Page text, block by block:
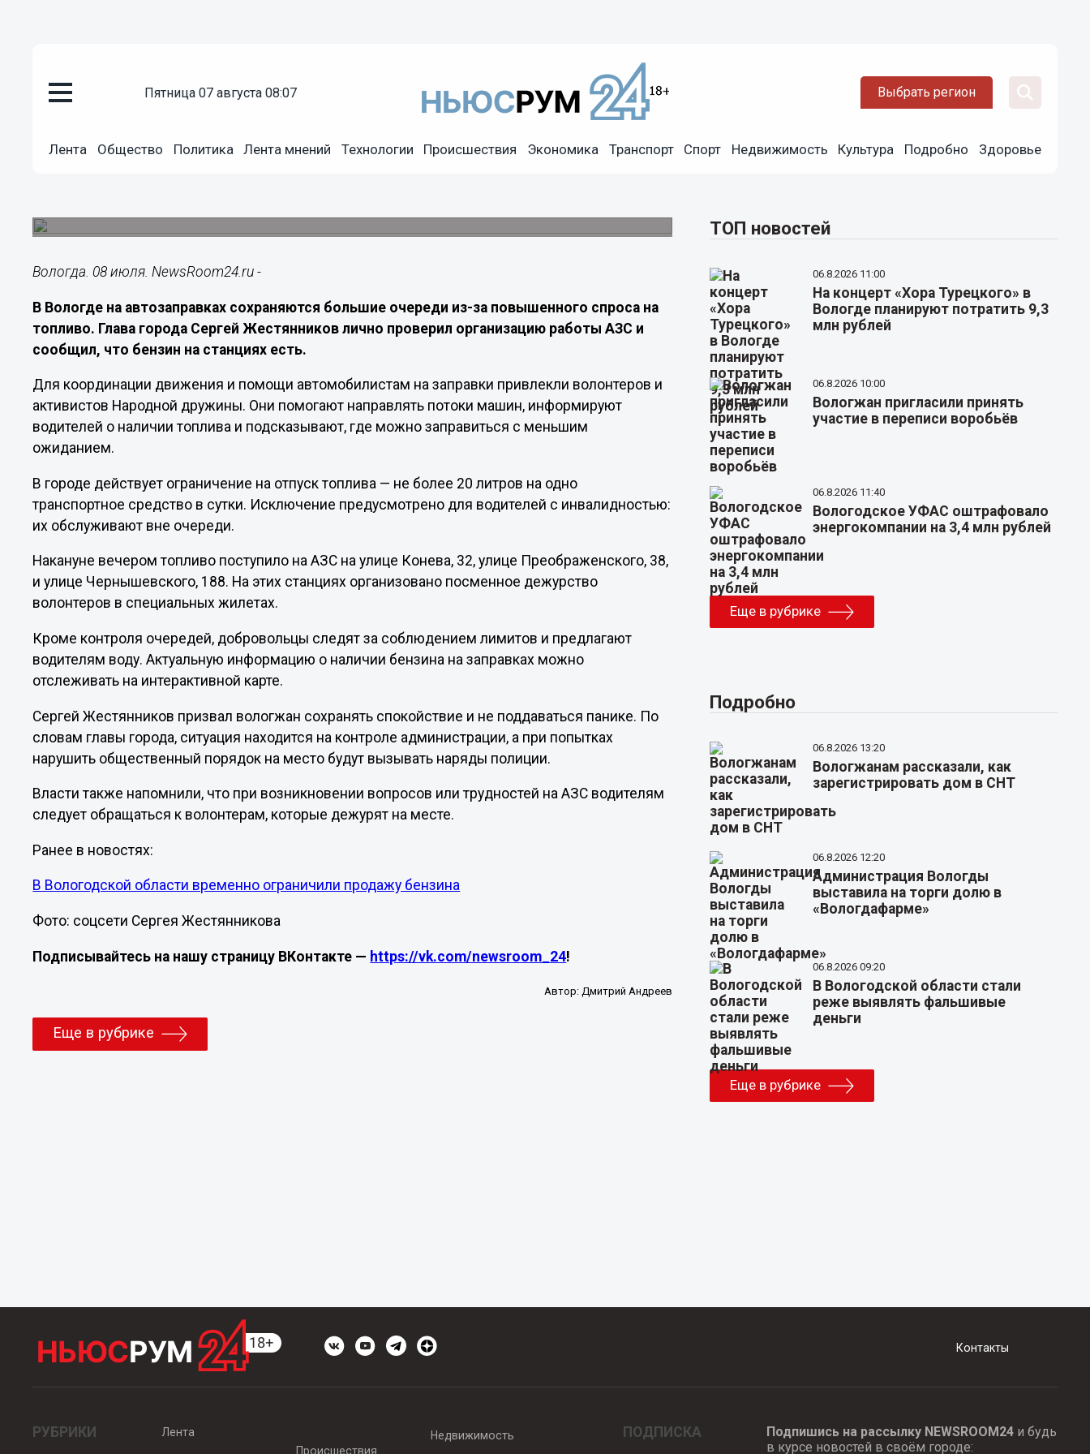
пятница 07 августа 08:07 Выбрать регион
Лента Общество Политика Лента мнений Технологии Происшествия Экономика Транспорт Спорт Недвижимость Культура Подробно Здоровье
Топливо есть, но очереди остаются: в Вологде проверили
Вологда. 08 июля. NewsRoom24.ru -
В Вологде на автозаправках сохраняются большие очереди из-за повышенного спроса на
топливо. Глава города Сергей Жестянников лично проверил организацию работы АЗС и
сообщил, что бензин на станциях есть.
Для координации движения и помощи автомобилистам на заправки привлекли волонтеров и
активистов Народной дружины. Они помогают направлять потоки машин, информируют
водителей о наличии топлива и подсказывают, где можно заправиться с меньшим
ожиданием.
В городе действует ограничение на отпуск топлива — не более 20 литров на одно
транспортное средство в сутки. Исключение предусмотрено для водителей с инвалидностью:
их обслуживают вне очереди.
Накануне вечером топливо поступило на АЗС на улице Конева, 32, улице Преображенского, 38,
и улице Чернышевского, 188. На этих станциях организовано посменное дежурство
волонтеров в специальных жилетах.
Кроме контроля очередей, добровольцы следят за соблюдением лимитов и предлагают
водителям воду. Актуальную информацию о наличии бензина на заправках можно
отслеживать на интерактивной карте.
Сергей Жестянников призвал вологжан сохранять спокойствие и не поддаваться панике. По
словам главы города, ситуация находится на контроле администрации, а при попытках
нарушить общественный порядок на место будут вызывать наряды полиции.
Власти также напомнили, что при возникновении вопросов или трудностей на АЗС водителям
следует обращаться к волонтерам, которые дежурят на месте.
Ранее в новостях:
В Вологодской области временно ограничили продажу бензина
Фото: соцсети Сергея Жестянникова
Подписывайтесь на нашу страницу ВКонтакте — https://vk.com/newsroom_24!
Автор: Дмитрий Андреев
Еще в рубрике
ТОП новостей
06.8.2026 11:00
На концерт «Хора Турецкого» в
Вологде планируют потратить 9,3
млн рублей
06.8.2026 10:00
Вологжан пригласили принять
участие в переписи воробьёв
06.8.2026 11:40
Вологодское УФАС оштрафовало
энергокомпании на 3,4 млн рублей
Еще в рубрике
Подробно
06.8.2026 13:20
Вологжанам рассказали, как
зарегистрировать дом в СНТ
06.8.2026 12:20
Администрация Вологды
выставила на торги долю в
«Вологдафарме»
06.8.2026 09:20
В Вологодской области стали
реже выявлять фальшивые
деньги
Еще в рубрике
Контакты
РУБРИКИ
Лента
Происшествия
Недвижимость ПОДПИСКА Подпишись на рассылку NEWSROOM24и будь
в курсе новостей в своём городе: